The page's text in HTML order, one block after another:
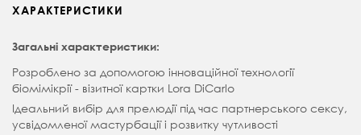
ХАРАКТЕРИСТИКИ
Загальні характеристики:
Розроблено за допомогою інноваційної технології
біомімікрії - візитної картки Lora DiCarlo
Ідеальний вибір для прелюдії під час партнерського сексу,
усвідомленої мастурбації і розвитку чутливості